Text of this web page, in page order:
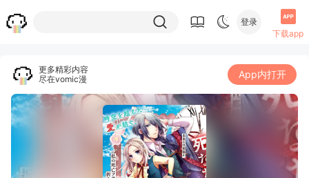
登录
下载app
更多精彩内容
尽在vomic漫
App内打开